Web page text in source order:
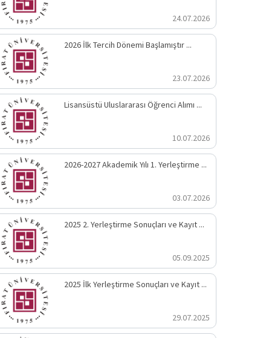
24.07.2026
2026 İlk Tercih Dönemi Başlamıştır ...
23.07.2026
Lisansüstü Uluslararası Öğrenci Alımı ...
10.07.2026
2026-2027 Akademik Yılı 1. Yerleştirme ...
03.07.2026
2025 2. Yerleştirme Sonuçları ve Kayıt ...
05.09.2025
2025 İlk Yerleştirme Sonuçları ve Kayıt ...
29.07.2025